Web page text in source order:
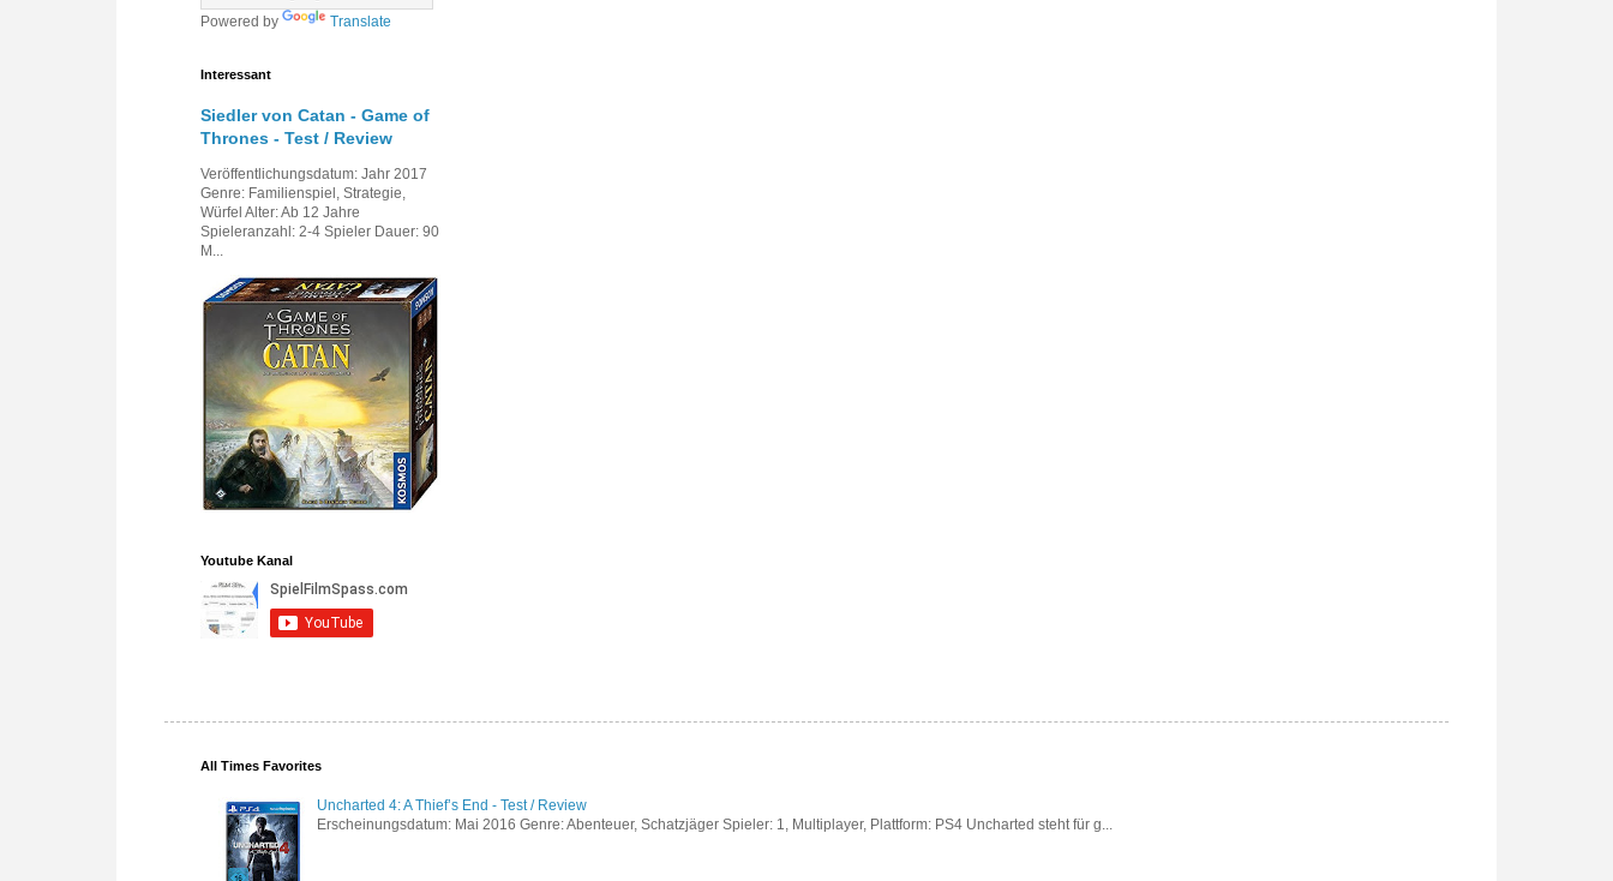
Powered by Translate
Interessant
Siedler von Catan - Game of
Thrones - Test / Review
Veröffentlichungsdatum: Jahr 2017
Genre: Familienspiel, Strategie,
Würfel Alter: Ab 12 Jahre
Spieleranzahl: 2-4 Spieler Dauer: 90
M...
Youtube Kanal
All Times Favorites
Uncharted 4: A Thief’s End - Test / Review
Erscheinungsdatum: Mai 2016 Genre: Abenteuer, Schatzjäger Spieler: 1, Multiplayer, Plattform: PS4 Uncharted steht für g...